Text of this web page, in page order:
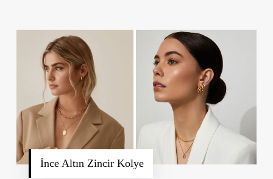
İnce Altın Zincir Kolye